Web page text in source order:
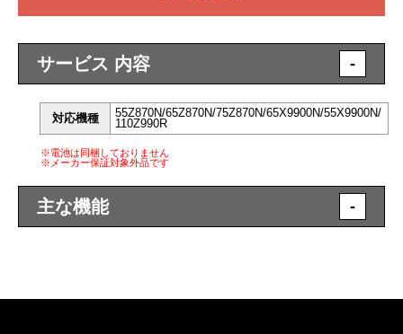
サービス 内容 -
対応機種
55Z870N/65Z870N/75Z870N/65X9900N/55X9900N/
110Z990R
※電池は同梱しておりません
※メーカー保証対象外品です
主な機能 -